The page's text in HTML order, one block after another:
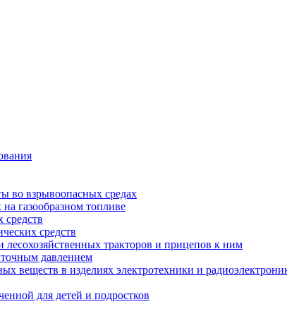
во взрывоопасных средах
газообразном топливе
средств
средств
лесохозяйственных тракторов и прицепов к ним
давлением
веществ в изделиях электротехники и
для детей и подростков